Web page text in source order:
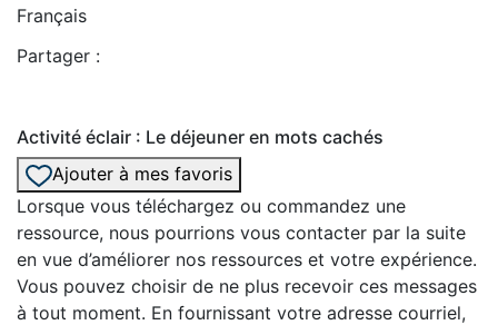
Français
Partager :
Activité éclair : Le déjeuner en mots cachés
Ajouter à mes favoris
Lorsque vous téléchargez ou commandez une
ressource, nous pourrions vous contacter par la suite
en vue d’améliorer nos ressources et votre expérience.
Vous pouvez choisir de ne plus recevoir ces messages
à tout moment. En fournissant votre adresse courriel,